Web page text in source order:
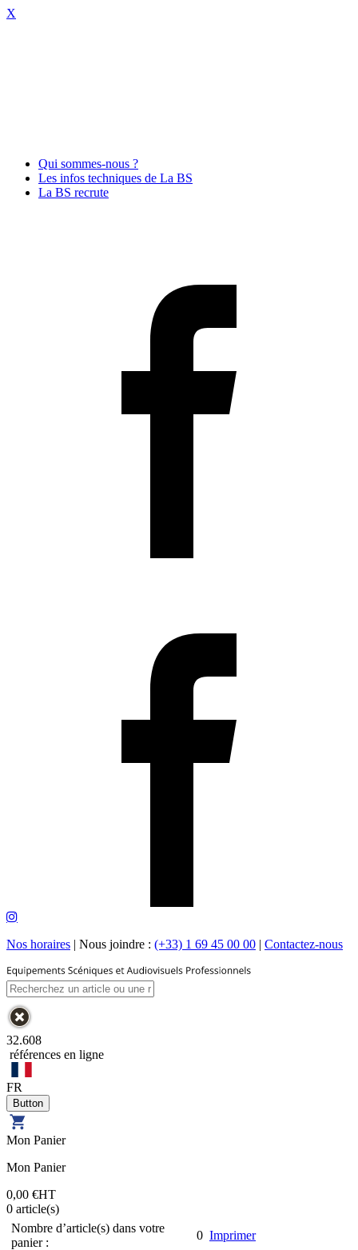
X
Qui sommes-nous ?
Les infos techniques de La BS
La BS recrute
Nos horaires | Nous joindre : (+33) 1 69 45 00 00 | Contactez-nous
32.608
références en ligne
FR
Mon Panier
Mon Panier
0,00 €HT
0 article(s)
Nombre d’article(s) dans votre
panier :
0 Imprimer